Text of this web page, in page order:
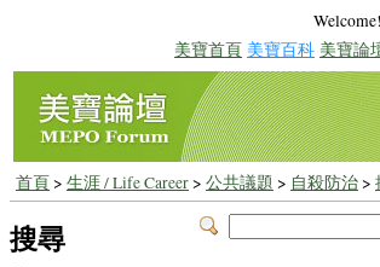
Welcome!
美寶首頁 美寶百科 美寶論
首頁> 生涯 / Life Career> 公共議題 > 自殺防治>
搜尋